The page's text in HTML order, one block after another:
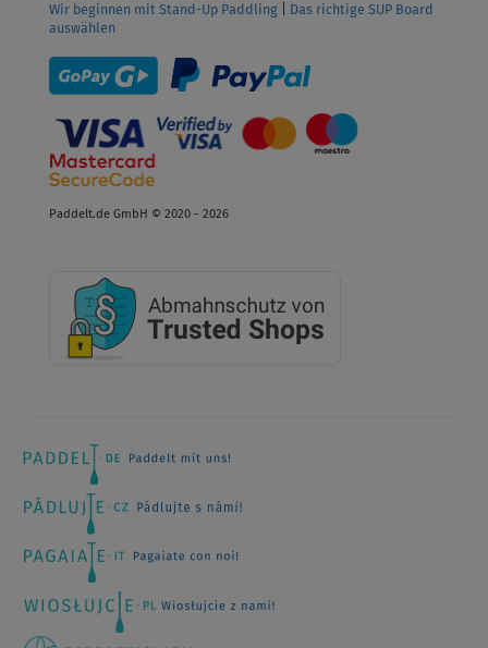
Wir beginnen mit Stand-Up Paddling
Das richtige SUP Board
auswählen
Paddelt.de GmbH © 2020 - 2026